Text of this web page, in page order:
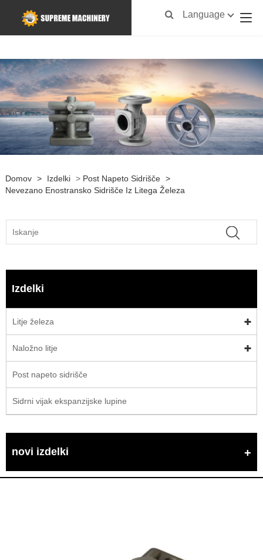
Language
Domov > Izdelki > Post Napeto Sidrišče >
Nevezano Enostransko Sidrišče Iz Litega Železa
Izdelki
Litje železa
Naložno litje
Post napeto sidrišče
Sidrni vijak ekspanzijske lupine
novi izdelki